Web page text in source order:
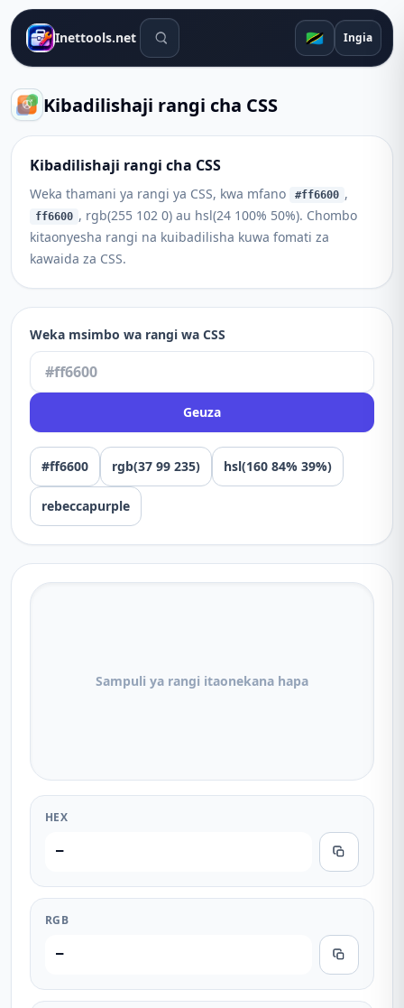
Inettools.net Zana za utafutaji 🇹🇿 Ingia
Kibadilishaji rangi cha CSS
Kibadilishaji rangi cha CSS
Weka thamani ya rangi ya CSS, kwa mfano #ff6600 ,
ff6600 , rgb(255 102 0) au hsl(24 100% 50%). Chombo
kitaonyesha rangi na kuibadilisha kuwa fomati za
kawaida za CSS.
Weka msimbo wa rangi wa CSS
Geuza
#ff6600 rgb(37 99 235) hsl(160 84% 39%)
rebeccapurple
Sampuli ya rangi itaonekana hapa
HEX
—
RGB
—